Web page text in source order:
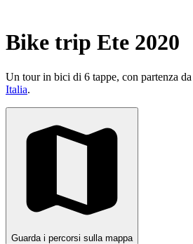
Bike trip Ete 2020
Un tour in bici di 6 tappe, con partenza da
Italia.
Guarda i percorsi sulla mappa